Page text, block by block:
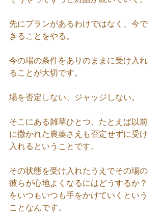
先にプランがあるわけではなく、今で
きることをやる。
今の場の条件をありのままに受け入れ
ることが大切です。
場を否定しない、ジャッジしない。
そこにある雑草ひとつ、たとえば以前
に撒かれた農薬さえも否定せずに受け
入れるということです。
その状態を受け入れたうえでその場の
彼らが心地よくなるにはどうするか？
をいつもいつも手をかけていくという
ことなんです。